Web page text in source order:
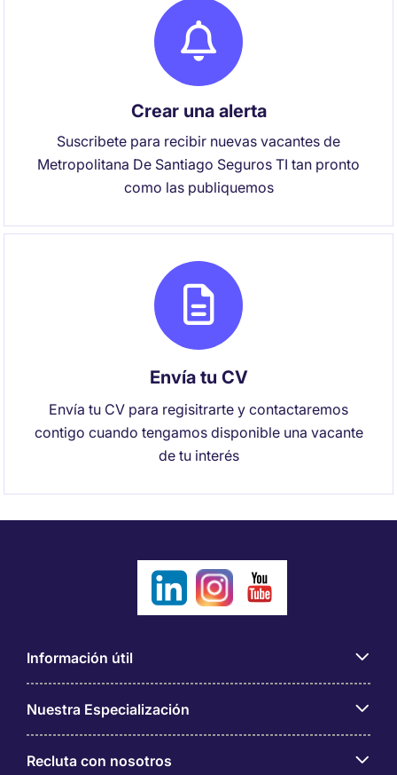
Crear una alerta
Suscribete para recibir nuevas vacantes de
Metropolitana De Santiago Seguros TI tan pronto
como las publiquemos
Envía tu CV
Envía tu CV para regisitrarte y contactaremos
contigo cuando tengamos disponible una vacante
de tu interés
Información útil
Nuestra Especialización
Recluta con nosotros